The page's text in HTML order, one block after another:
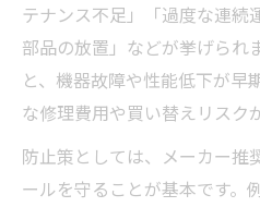
テナンス不足」「過度な連続
部品の放置」などが挙げられ
と、機器故障や性能低下が早
な修理費用や買い替えリスク
防止策としては、メーカー推
ールを守ることが基本です。